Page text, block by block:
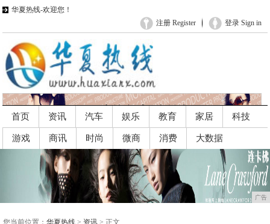
华夏热线-欢迎您！
登录 Sign in
注册 Register
首页 资讯 汽车 娱乐 教育 家居 科技
游戏 商讯 时尚 微商 消费 大数据
广告
您当前位置： 华夏热线 > 资讯 > 正文